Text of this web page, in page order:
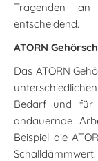
Tragenden
entscheidend.
ATORN
Das ATORN
Bedarf und für
andauernde
Beispiel die